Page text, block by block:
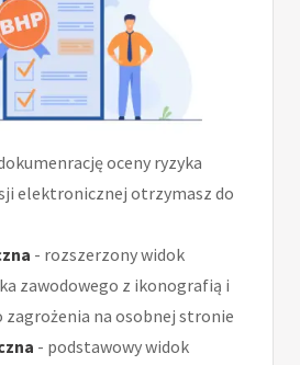
oceny ryzyka
elektronicznej otrzymasz do
- rozszerzony widok
zawodowego z ikonografią i
zagrożenia na osobnej stronie
- podstawowy widok